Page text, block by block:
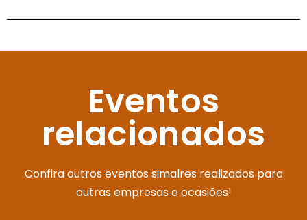
Eventos
relacionados
Confira outros eventos simalres realizados para
outras empresas e ocasiões!